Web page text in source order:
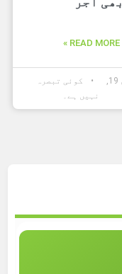
READ MORE »
جنوری 19,
کوئی تبصرہ
نہیں ہے۔